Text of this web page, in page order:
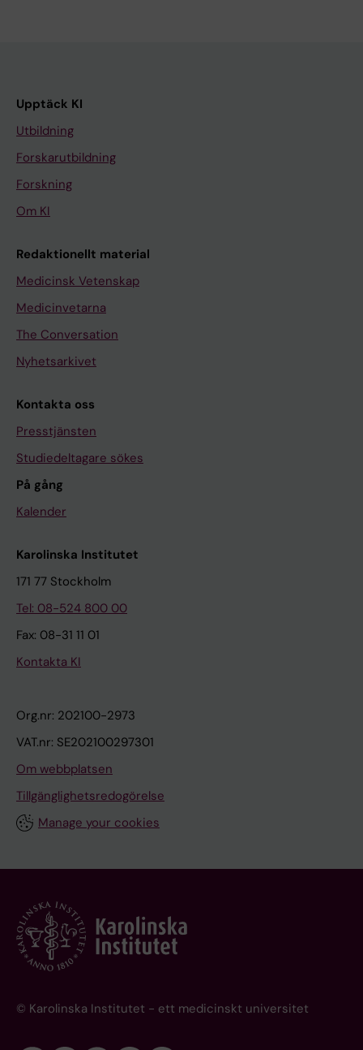
Upptäck KI
Utbildning
Forskarutbildning
Forskning
Om KI
Redaktionellt material
Medicinsk Vetenskap
Medicinvetarna
The Conversation
Nyhetsarkivet
Kontakta oss
Presstjänsten
Studiedeltagare sökes
På gång
Kalender
Karolinska Institutet
171 77 Stockholm
Tel: 08-524 800 00
Fax: 08-31 11 01
Kontakta KI
Org.nr: 202100-2973
VAT.nr: SE202100297301
Om webbplatsen
Tillgänglighetsredogörelse
Manage your cookies
© Karolinska Institutet - ett medicinskt universitet